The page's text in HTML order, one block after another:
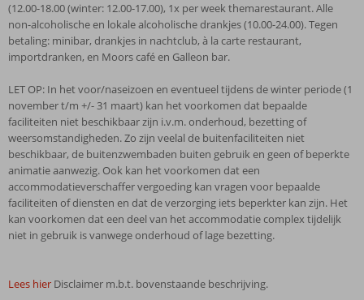
(12.00-18.00 (winter: 12.00-17.00), 1x per week themarestaurant. Alle
non-alcoholische en lokale alcoholische drankjes (10.00-24.00). Tegen
betaling: minibar, drankjes in nachtclub, à la carte restaurant,
importdranken, en Moors café en Galleon bar.
LET OP: In het voor/naseizoen en eventueel tijdens de winter periode (1
november t/m +/- 31 maart) kan het voorkomen dat bepaalde
faciliteiten niet beschikbaar zijn i.v.m. onderhoud, bezetting of
weersomstandigheden. Zo zijn veelal de buitenfaciliteiten niet
beschikbaar, de buitenzwembaden buiten gebruik en geen of beperkte
animatie aanwezig. Ook kan het voorkomen dat een
accommodatieverschaffer vergoeding kan vragen voor bepaalde
faciliteiten of diensten en dat de verzorging iets beperkter kan zijn. Het
kan voorkomen dat een deel van het accommodatie complex tijdelijk
niet in gebruik is vanwege onderhoud of lage bezetting.
Lees hier Disclaimer m.b.t. bovenstaande beschrijving.